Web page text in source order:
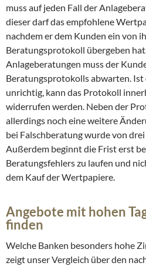
muss auf jeden Fall der
dieser darf das empfohlene
nachdem er dem Kunden ein von
Beratungsprotokoll übergeben
Anlageberatungen muss der
Beratungsprotokolls abwarten.
unrichtig, kann das Protokoll
widerrufen werden. Neben der
allerdings noch eine weitere
bei Falschberatung wurde von
Außerdem beginnt die Frist erst
Beratungsfehlers zu laufen und
dem Kauf der Wertpapiere.
Angebote mit hohen
finden
Welche Banken besonders hohe
zeigt unser Vergleich über den